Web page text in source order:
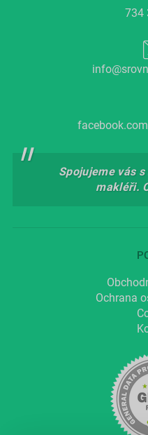
734
Spojujeme vás
makléři.
Ochrana